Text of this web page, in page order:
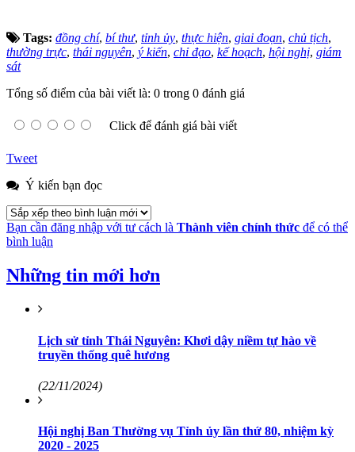
Tags: đồng chí, bí thư, tỉnh ủy, thực hiện, giai đoạn, chủ tịch,
thường trực, thái nguyên, ý kiến, chỉ đạo, kế hoạch, hội nghị, giám
sát
Tổng số điểm của bài viết là: 0 trong 0 đánh giá
Click để đánh giá bài viết
Tweet
Ý kiến bạn đọc
Bạn cần đăng nhập với tư cách là Thành viên chính thức để có thể
bình luận
Những tin mới hơn
Lịch sử tỉnh Thái Nguyên: Khơi dậy niềm tự hào về
truyền thống quê hương
(22/11/2024)
Hội nghị Ban Thường vụ Tỉnh ủy lần thứ 80, nhiệm kỳ
2020 - 2025